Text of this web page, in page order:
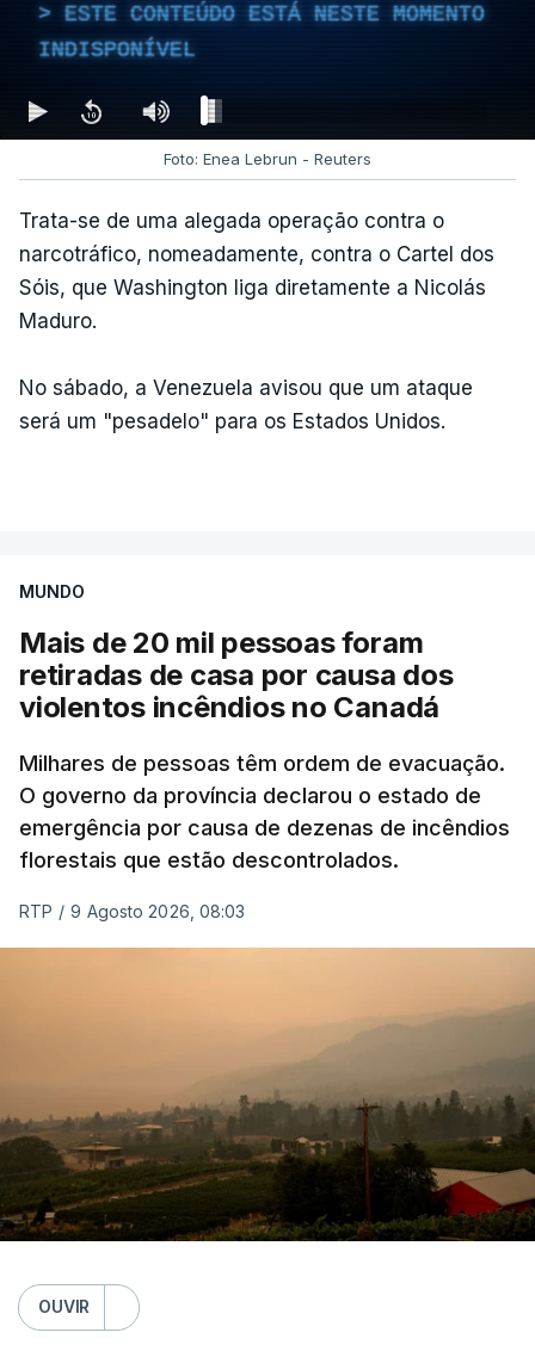
ESTE CONTEÚDO ESTÁ NESTE MOMENTO
INDISPONÍVEL
Foto: Enea Lebrun - Reuters
Trata-se de uma alegada operação contra o
narcotráfico, nomeadamente, contra o Cartel dos
Sóis, que Washington liga diretamente a Nicolás
Maduro.
No sábado, a Venezuela avisou que um ataque
será um "pesadelo" para os Estados Unidos.
MUNDO
Mais de 20 mil pessoas foram
retiradas de casa por causa dos
violentos incêndios no Canadá
Milhares de pessoas têm ordem de evacuação.
O governo da província declarou o estado de
emergência por causa de dezenas de incêndios
florestais que estão descontrolados.
RTP / 9 Agosto 2026, 08:03
OUVIR